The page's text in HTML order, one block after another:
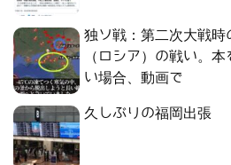
独ソ戦：第二次大戦時
（ロシア）の戦い。
い場合、動画で
久しぶりの福岡出張